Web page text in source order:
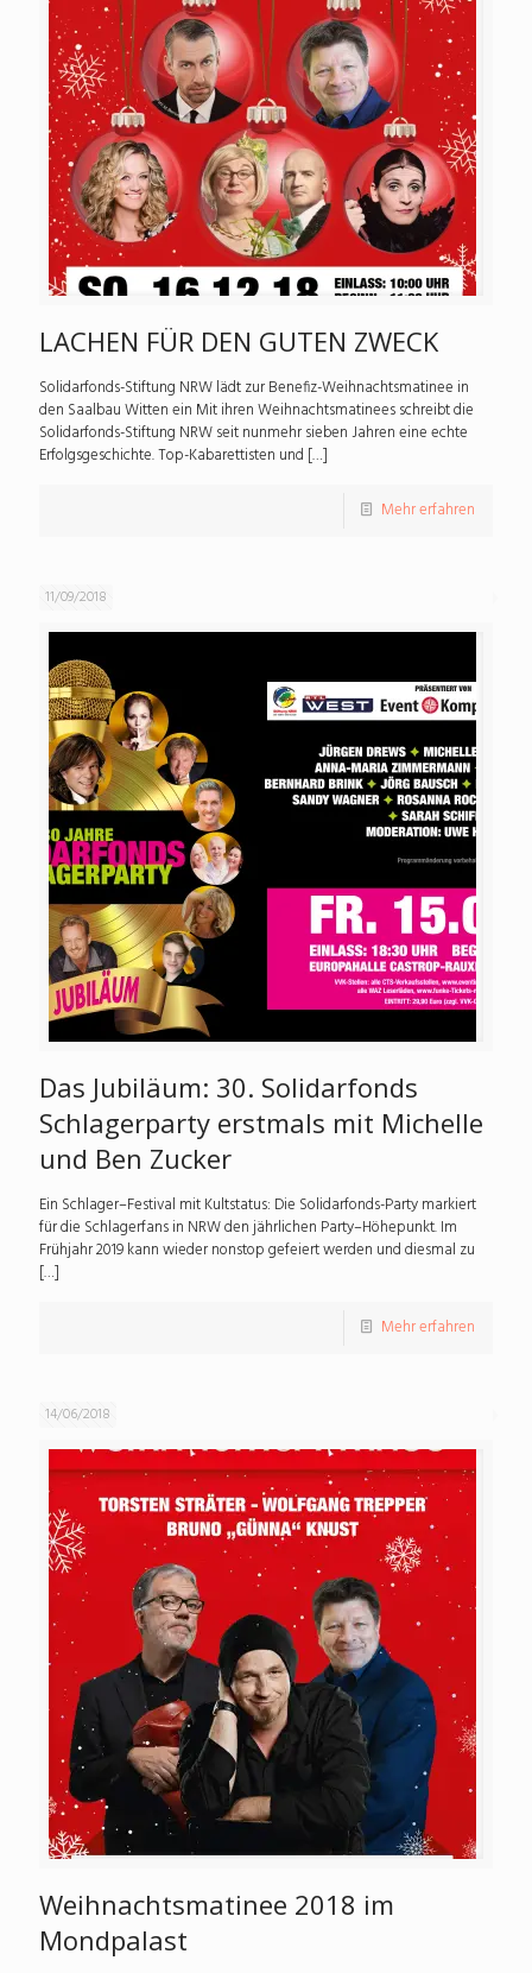
LACHEN FÜR DEN GUTEN ZWECK
Solidarfonds-Stiftung NRW lädt zur Benefiz-Weihnachtsmatinee in
den Saalbau Witten ein Mit ihren Weihnachtsmatinees schreibt die
Solidarfonds-Stiftung NRW seit nunmehr sieben Jahren eine echte
Erfolgsgeschichte. Top-Kabarettisten und […]
Mehr erfahren
11/09/2018
Das Jubiläum: 30. Solidarfonds
Schlagerparty erstmals mit Michelle
und Ben Zucker
Ein Schlager–Festival mit Kultstatus: Die Solidarfonds-Party markiert
für die Schlagerfans in NRW den jährlichen Party–Höhepunkt. Im
Frühjahr 2019 kann wieder nonstop gefeiert werden und diesmal zu
[…]
Mehr erfahren
14/06/2018
Weihnachtsmatinee 2018 im
Mondpalast